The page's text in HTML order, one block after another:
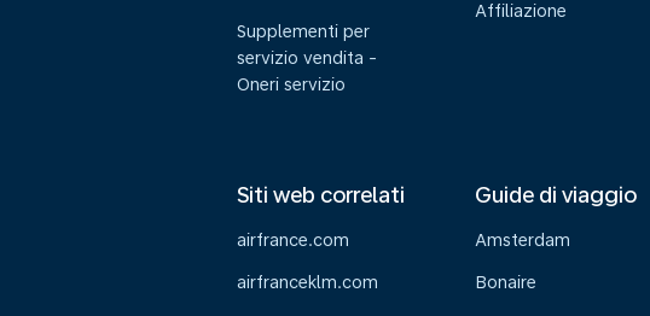
Supplementi per
servizio vendita -
Oneri servizio
Affiliazione
Siti web correlati
airfrance.com
airfranceklm.com
Guide di viaggio
Amsterdam
Bonaire